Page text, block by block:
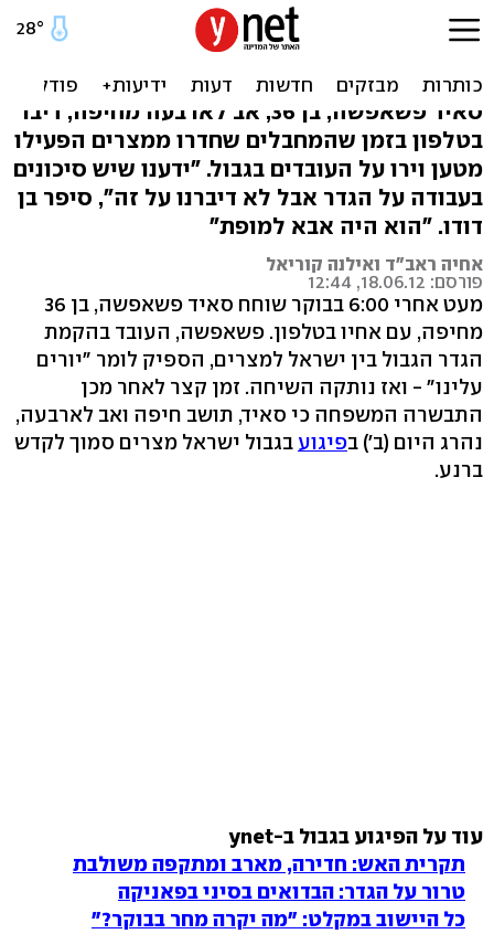
ההרוג בגבול דיבר עם אחיו
וסיפר: "יורים עלינו"
סאיד פשאפשה, בן 36, אב לארבעה מחיפה, דיבר
בטלפון בזמן שהמחבלים שחדרו ממצרים הפעילו
מטען וירו על העובדים בגבול. "ידענו שיש סיכונים
בעבודה על הגדר אבל לא דיברנו על זה", סיפר בן
דודו. "הוא היה אבא למופת"
אחיה ראב"ד ואילנה קוריאל
פורסם: 18.06.12, 12:44
מעט אחרי 6:00 בבוקר שוחח סאיד פשאפשה, בן 36
מחיפה, עם אחיו בטלפון. פשאפשה, העובד בהקמת
הגדר הגבול בין ישראל למצרים, הספיק לומר "יורים
עלינו" - ואז נותקה השיחה. זמן קצר לאחר מכן
התבשרה המשפחה כי סאיד, תושב חיפה ואב לארבעה,
נהרג היום (ב') בפיגוע בגבול ישראל מצרים סמוך לקדש
ברנע.
עוד על הפיגוע בגבול ב-ynet
תקרית האש: חדירה, מארב ומתקפה משולבת
טרור על הגדר: הבדואים בסיני בפאניקה
כל היישוב במקלט: "מה יקרה מחר בבוקר?"